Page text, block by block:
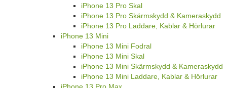
iPhone 13 Pro Skal
iPhone 13 Pro Skärmskydd & Kameraskydd
iPhone 13 Pro Laddare, Kablar & Hörlurar
iPhone 13 Mini
iPhone 13 Mini Fodral
iPhone 13 Mini Skal
iPhone 13 Mini Skärmskydd & Kameraskydd
iPhone 13 Mini Laddare, Kablar & Hörlurar